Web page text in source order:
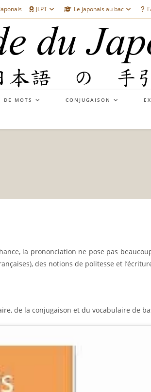
JLPT Le japonais au bac
DE MOTS CONJUGAISON
la prononciation ne pose pas
des notions de politesse et
de la conjugaison et du vocabulaire de